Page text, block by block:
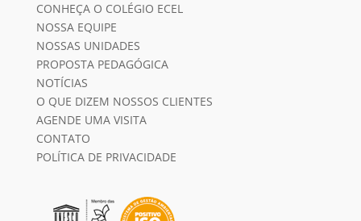
CONHEÇA O COLÉGIO ECEL
NOSSA EQUIPE
NOSSAS UNIDADES
PROPOSTA PEDAGÓGICA
NOTÍCIAS
O QUE DIZEM NOSSOS CLIENTES
AGENDE UMA VISITA
CONTATO
POLÍTICA DE PRIVACIDADE